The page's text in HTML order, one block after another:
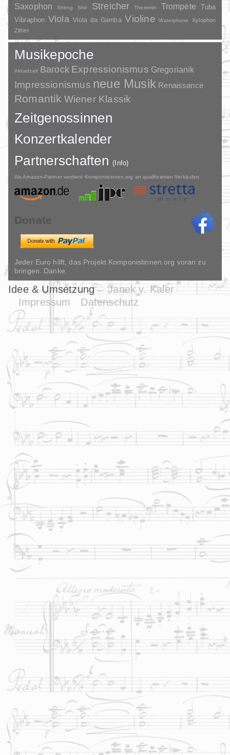
Saxophon Sheng Shō Streicher Theremin Trompete
Tuba
Vibraphon Viola Viola da Gamba Violine Waterphone
Xylophon
Zither
Musikepoche
Akkadzeit Barock Expressionismus Gregorianik
Impressionismus neue Musik Renaissance
Romantik Wiener Klassik
Zeitgenossinnen
Konzertkalender
Partnerschaften(Info)
Als Amazon-Partner verdient Komponistinnen.org an qualifizierten Verkäufen.
Donate
Jeder Euro hilft, das Projekt Komponistinnen.org voran zu
bringen. Danke.
Idee & Umsetzung
Janek v. Kaler
Impressum
Datenschutz